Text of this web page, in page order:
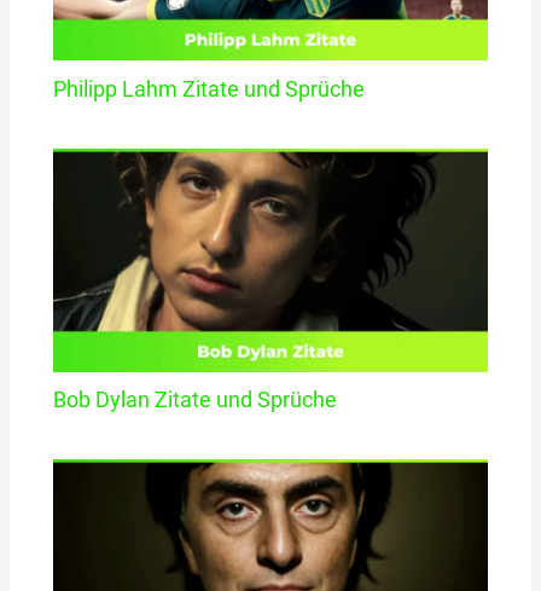
Philipp Lahm Zitate und Sprüche
Bob Dylan Zitate und Sprüche